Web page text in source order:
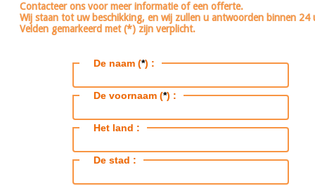
Contacteer ons voor meer informatie of een offerte.
Wij staan tot uw beschikking, en wij zullen u antwoorden binnen
Velden gemarkeerd met (*) zijn verplicht.
De naam (*) :
De voornaam (*) :
Het land :
De stad :